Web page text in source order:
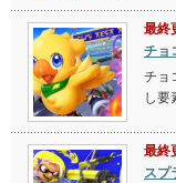
最終
チョ
チョ
し要
最終
スプ